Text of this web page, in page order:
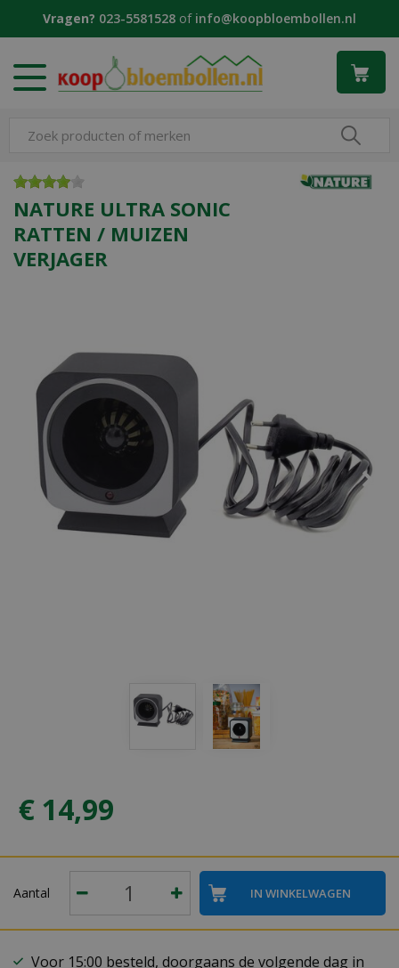
Vragen? 023-5581528 of info@koopbloembollen.nl
NATURE ULTRA SONIC
RATTEN / MUIZEN
VERJAGER
€ 14,99
Aantal
Voor 15:00 besteld, doorgaans de volgende dag in